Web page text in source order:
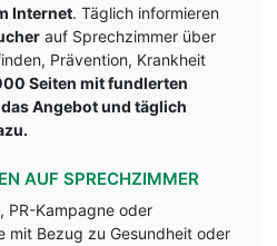
Internet. Täglich informieren
auf Sprechzimmer über
Prävention, Krankheit
Seiten mit fundlerten
Angebot und täglich
AUF SPRECHZIMMER
PR-Kampagne oder
mit Bezug zu Gesundheit oder